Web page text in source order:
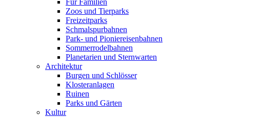
Für Familien
Zoos und Tierparks
Freizeitparks
Schmalspurbahnen
Park- und Pioniereisenbahnen
Sommerrodelbahnen
Planetarien und Sternwarten
Architektur
Burgen und Schlösser
Klosteranlagen
Ruinen
Parks und Gärten
Kultur